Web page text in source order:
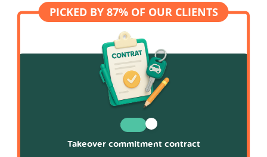
Takeover commitment contract